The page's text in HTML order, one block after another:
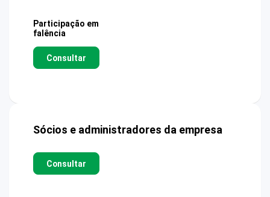
Participação em
falência
Consultar
Sócios e administradores da empresa
Consultar